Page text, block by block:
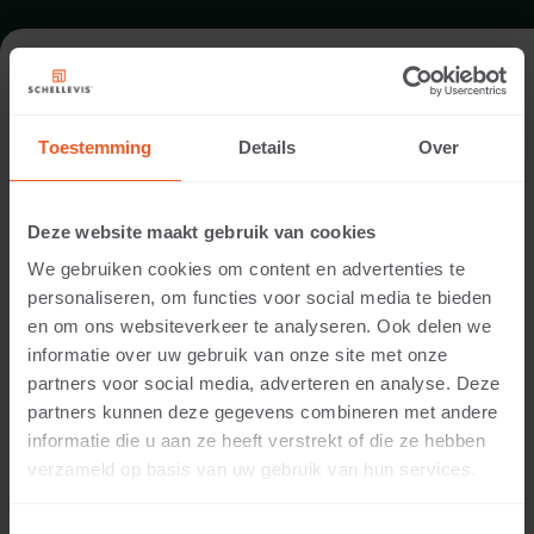
Toestemming Details Over
Deze website maakt gebruik van cookies
We gebruiken cookies om content en advertenties te
personaliseren, om functies voor social media te bieden
en om ons websiteverkeer te analyseren. Ook delen we
informatie over uw gebruik van onze site met onze
partners voor social media, adverteren en analyse. Deze
partners kunnen deze gegevens combineren met andere
informatie die u aan ze heeft verstrekt of die ze hebben
verzameld op basis van uw gebruik van hun services.
DAK IN DOETINCHEM
Architect:
Uitvoering:
Farwick groenprojecten
Locatie:
Doetinchem
Toepassing:
Dak
Fotografie:
Modeste Herwig
Producten: